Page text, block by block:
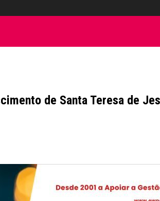
de Santa Teresa de